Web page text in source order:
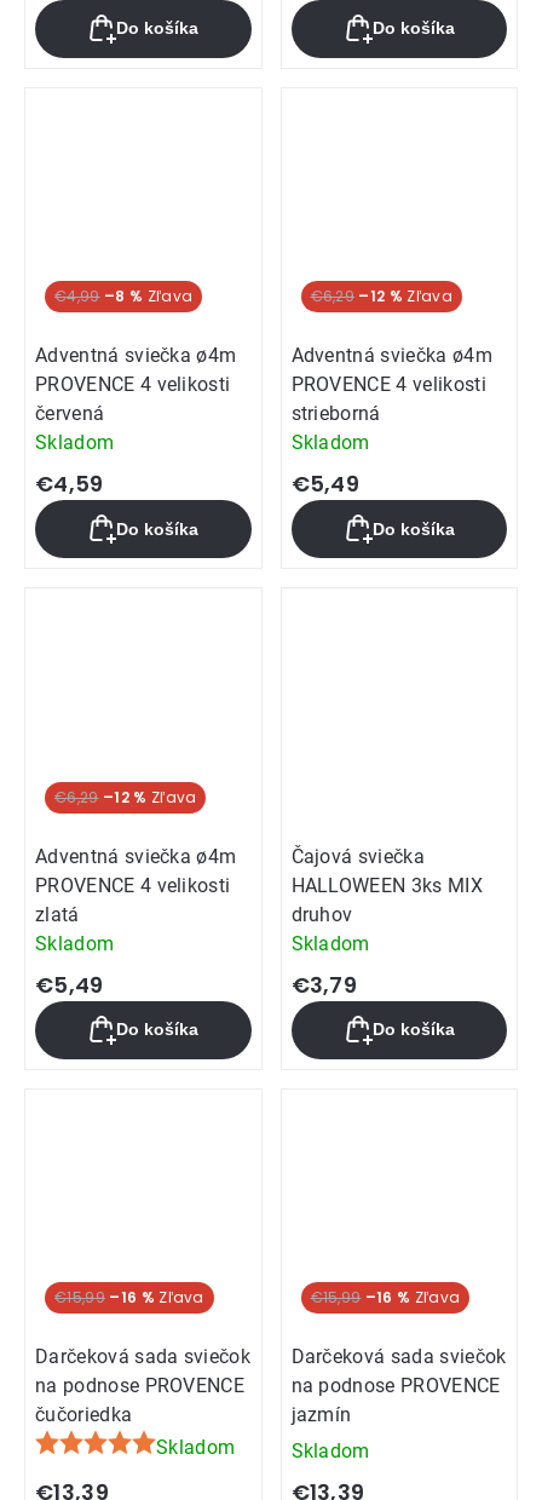
Do košíka Do košíka
€4,99 –8 %
Adventná sviečka ø4m
PROVENCE 4 velikosti
červená
Skladom
€4,59
Do košíka
€6,29 –12 %
Adventná sviečka ø4m
PROVENCE 4 velikosti
strieborná
Skladom
€5,49
Do košíka
€6,29 –12 %
Adventná sviečka ø4m
PROVENCE 4 velikosti
zlatá
Skladom
€5,49
Do košíka
Čajová sviečka
HALLOWEEN 3ks MIX
druhov
Skladom
€3,79
Do košíka
€15,99 –16 %
Darčeková sada sviečok
na podnose PROVENCE
čučoriedka
Priemerné
hodnotenie
Skladom
€13,39
€15,99 –16 %
Darčeková sada sviečok
na podnose PROVENCE
jazmín
Skladom
€13,39